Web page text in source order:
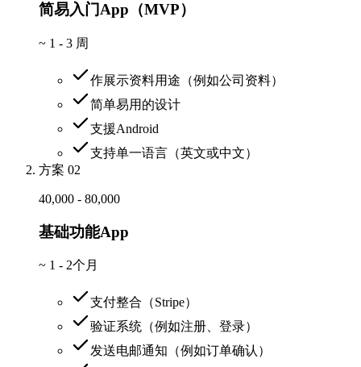
简易入门App（MVP）
~ 1 - 3 周
作展示资料用途（例如公司资料）
简单易用的设计
支援Android
支持单一语言（英文或中文）
方案 02
40,000 - 80,000
基础功能App
~ 1 - 2个月
支付整合（Stripe）
验证系统（例如注册、登录）
发送电邮通知（例如订单确认）